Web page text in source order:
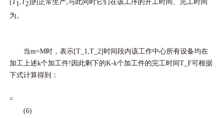
[T1 T2]的正常生产,与此同时它们在该工序的开工时间、完工时间
为。
当m=M时，表示[T_1,T_2]时间段内该工作中心所有设备均在
加工上述k个加工件!因此剩下的K-k个加工件的完工时间T_F可根据
下式计算得到：
=
(6)